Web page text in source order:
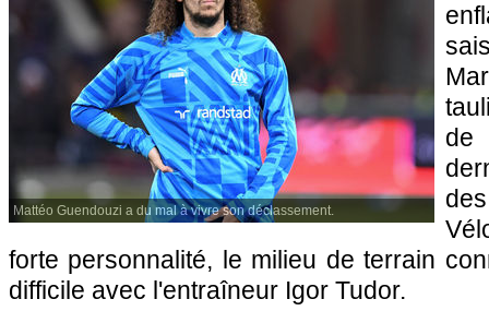
Mattéo Guendouzi a du mal à vivre son déclassement.
de
forte personnalité, le milieu de terrain
difficile avec l'entraîneur Igor Tudor.